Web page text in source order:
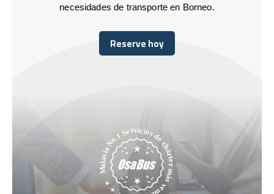
necesidades de transporte en Borneo.
Reserve hoy
Reserve hoy